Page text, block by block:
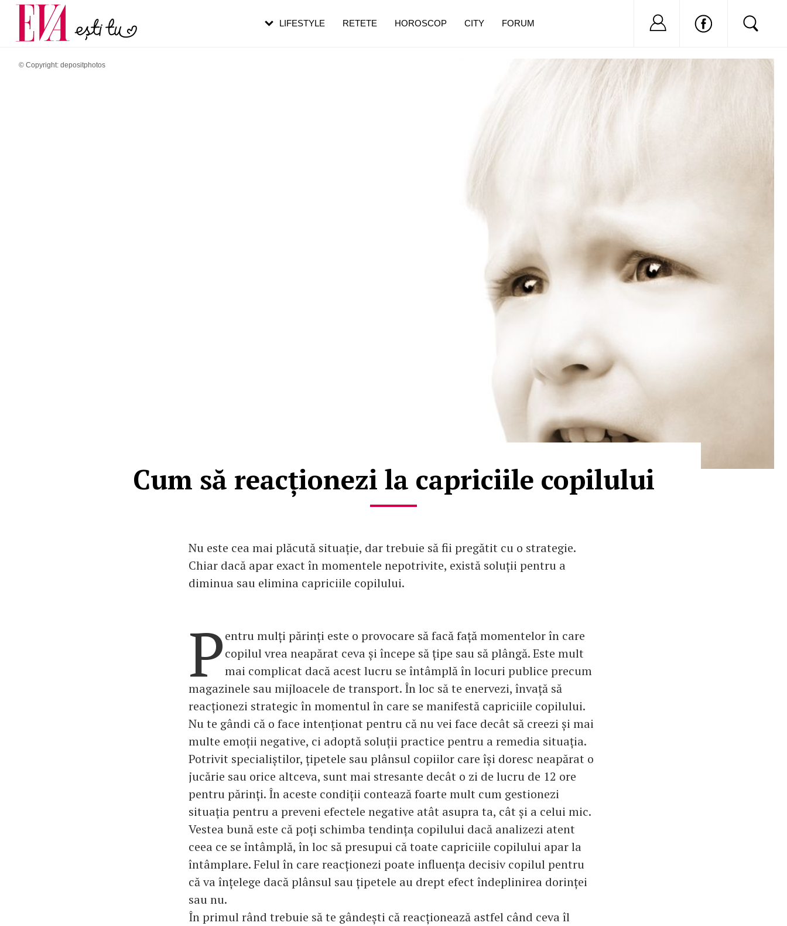
© Copyright: depositphotos
Cum să reacționezi la capriciile copilului
Nu este cea mai plăcută situație, dar trebuie să fii pregătit cu o strategie.
Chiar dacă apar exact în momentele nepotrivite, există soluții pentru a
diminua sau elimina capriciile copilului.
Pentru mulți părinți este o provocare să facă față momentelor în care
copilul vrea neapărat ceva și începe să țipe sau să plângă. Este mult
mai complicat dacă acest lucru se întâmplă în locuri publice precum
magazinele sau mijloacele de transport. În loc să te enervezi, învață să
reacționezi strategic în momentul în care se manifestă capriciile copilului.
Nu te gândi că o face intenționat pentru că nu vei face decât să creezi și mai
multe emoții negative, ci adoptă soluții practice pentru a remedia situația.
Potrivit specialiștilor, țipetele sau plânsul copiilor care își doresc neapărat o
jucărie sau orice altceva, sunt mai stresante decât o zi de lucru de 12 ore
pentru părinți. În aceste condiții contează foarte mult cum gestionezi
situația pentru a preveni efectele negative atât asupra ta, cât și a celui mic.
Vestea bună este că poți schimba tendința copilului dacă analizezi atent
ceea ce se întâmplă, în loc să presupui că toate capriciile copilului apar la
întâmplare. Felul în care reacționezi poate influența decisiv copilul pentru
că va înțelege dacă plânsul sau țipetele au drept efect îndeplinirea dorinței
sau nu.
În primul rând trebuie să te gândești că reacționează astfel când ceva îl
LIFESTYLE RETETE HOROSCOP CITY FORUM Nu ai cont?
Carieră
Actualitate
pe măsură ce înaintezi în vârstă
de dureroasă este investigația